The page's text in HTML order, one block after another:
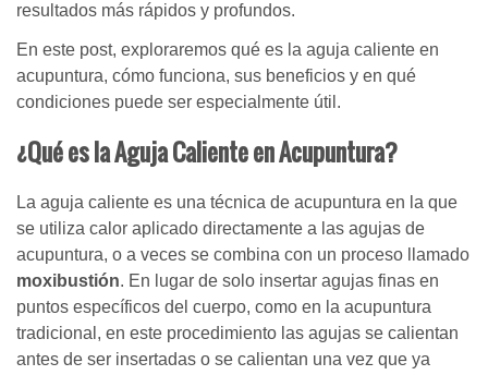
resultados más rápidos y profundos.
En este post, exploraremos qué es la aguja caliente en
acupuntura, cómo funciona, sus beneficios y en qué
condiciones puede ser especialmente útil.
¿Qué es la Aguja Caliente en Acupuntura?
La aguja caliente es una técnica de acupuntura en la que
se utiliza calor aplicado directamente a las agujas de
acupuntura, o a veces se combina con un proceso llamado
moxibustión. En lugar de solo insertar agujas finas en
puntos específicos del cuerpo, como en la acupuntura
tradicional, en este procedimiento las agujas se calientan
antes de ser insertadas o se calientan una vez que ya